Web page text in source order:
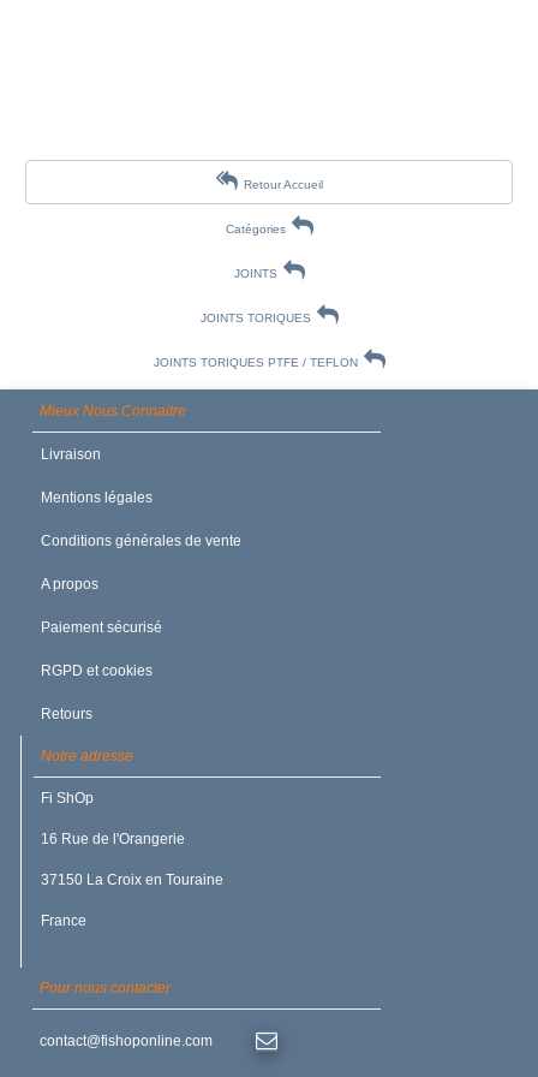
Retour Accueil
Catégories
JOINTS
JOINTS TORIQUES
JOINTS TORIQUES PTFE / TEFLON
Mieux Nous Connaitre
Livraison
Mentions légales
Conditions générales de vente
A propos
Paiement sécurisé
RGPD et cookies
Retours
Notre adresse
Fi ShOp
16 Rue de l'Orangerie
37150 La Croix en Touraine
France
Pour nous contacter
contact@fishoponline.com